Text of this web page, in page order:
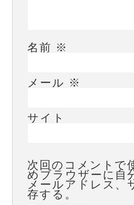
名前 ※
メール ※
サイト
次回のコメントで
めブラウザーに自
メールアドレス、
存する。